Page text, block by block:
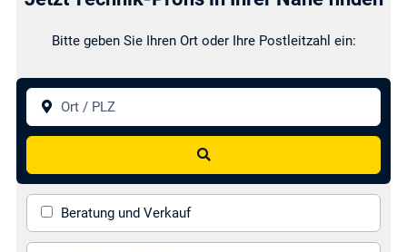
Garantieverlängerungen Leihgeräteservice
Bitte geben Sie Ihren Ort oder Ihre Postleitzahl ein:
Ort / PLZ
Suchen
Beratung und Verkauf